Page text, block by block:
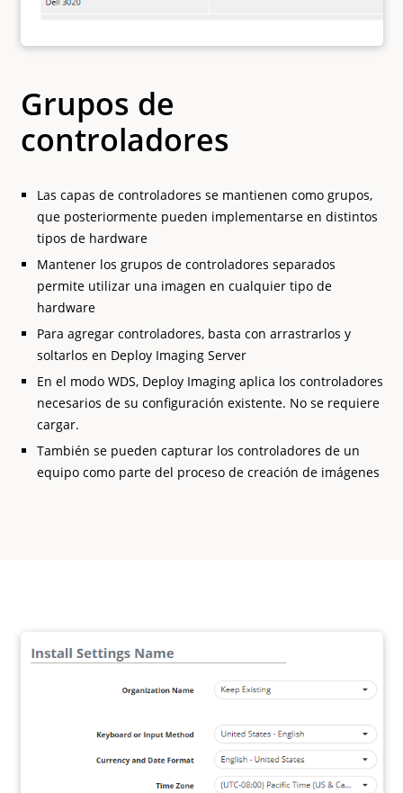
Grupos de
controladores
Las capas de controladores se mantienen como grupos,
que posteriormente pueden implementarse en distintos
tipos de hardware
Mantener los grupos de controladores separados
permite utilizar una imagen en cualquier tipo de
hardware
Para agregar controladores, basta con arrastrarlos y
soltarlos en Deploy Imaging Server
En el modo WDS, Deploy Imaging aplica los controladores
necesarios de su configuración existente. No se requiere
cargar.
También se pueden capturar los controladores de un
equipo como parte del proceso de creación de imágenes